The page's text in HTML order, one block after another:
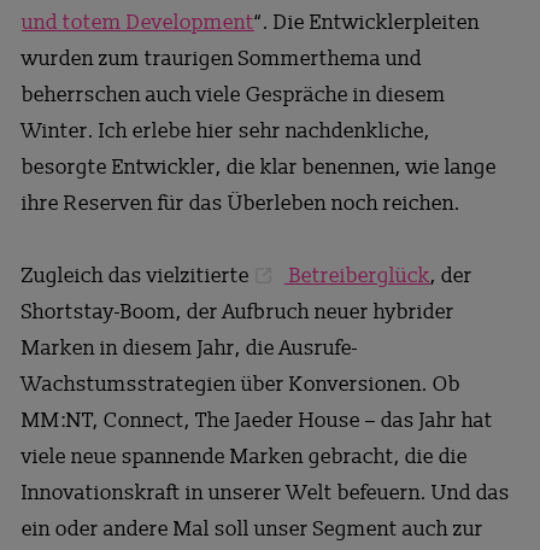
und totem Development“. Die Entwicklerpleiten
wurden zum traurigen Sommerthema und
beherrschen auch viele Gespräche in diesem
Winter. Ich erlebe hier sehr nachdenkliche,
besorgte Entwickler, die klar benennen, wie lange
ihre Reserven für das Überleben noch reichen.
Zugleich das vielzitierte Betreiberglück, der
Shortstay-Boom, der Aufbruch neuer hybrider
Marken in diesem Jahr, die Ausrufe-
Wachstumsstrategien über Konversionen. Ob
MM:NT, Connect, The Jaeder House – das Jahr hat
viele neue spannende Marken gebracht, die die
Innovationskraft in unserer Welt befeuern. Und das
ein oder andere Mal soll unser Segment auch zur